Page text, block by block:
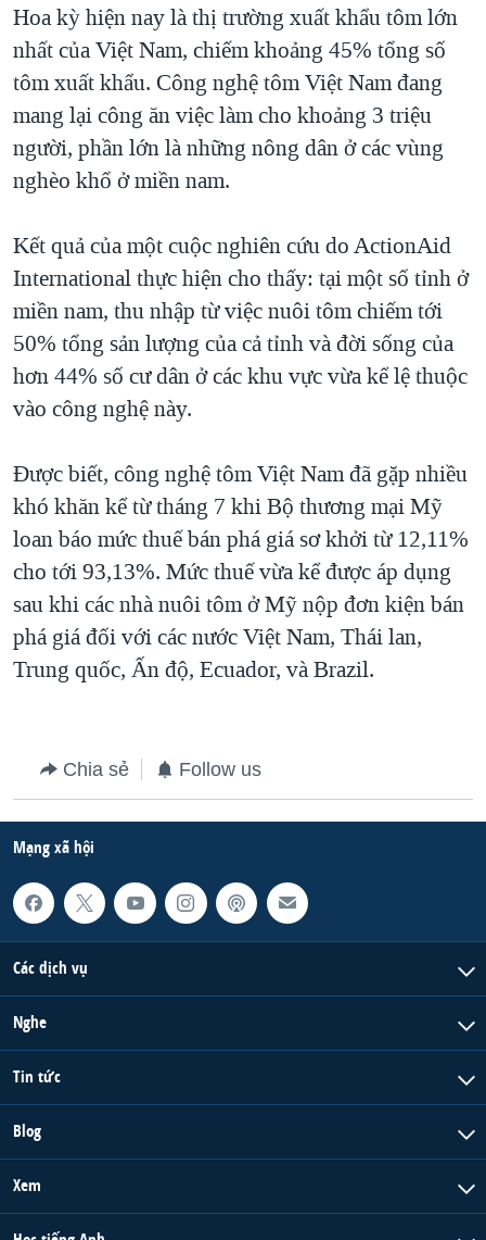
THỂ THAO
GIÁO DỤC
GROUND ZERO – XƯA VÀ NAY
CHI PHÍ CHIẾN TRANH AFGHANISTAN
CÁC GIÁ TRỊ CỘNG HÒA Ở VIỆT NAM
THƯỢNG ĐỈNH TRUMP-KIM TẠI VIỆT NAM
TRỊNH VĨNH BÌNH VS. CHÍNH PHỦ VIỆT NAM
BÊN KIA QUỐC LỘ: TIẾNG VỌNG TỪ NÔNG THÔN MỸ
QUAN HỆ VIỆT MỸ
Hoa kỳ hiện nay là thị trường xuất khẩu tôm lớn
nhất của Việt Nam, chiếm khoảng 45% tổng số
tôm xuất khẩu. Công nghệ tôm Việt Nam đang
mang lại công ăn việc làm cho khoảng 3 triệu
người, phần lớn là những nông dân ở các vùng
nghèo khổ ở miền nam.
Kết quả của một cuộc nghiên cứu do ActionAid
International thực hiện cho thấy: tại một số tỉnh ở
miền nam, thu nhập từ việc nuôi tôm chiếm tới
50% tổng sản lượng của cả tỉnh và đời sống của
hơn 44% số cư dân ở các khu vực vừa kể lệ thuộc
vào công nghệ này.
Được biết, công nghệ tôm Việt Nam đã gặp nhiều
khó khăn kể từ tháng 7 khi Bộ thương mại Mỹ
loan báo mức thuế bán phá giá sơ khởi từ 12,11%
cho tới 93,13%. Mức thuế vừa kể được áp dụng
sau khi các nhà nuôi tôm ở Mỹ nộp đơn kiện bán
phá giá đối với các nước Việt Nam, Thái lan,
Trung quốc, Ấn độ, Ecuador, và Brazil.
Chia sẻ Follow us
Mạng xã hội
Các dịch vụ
Nghe
Tin tức
Blog
Xem